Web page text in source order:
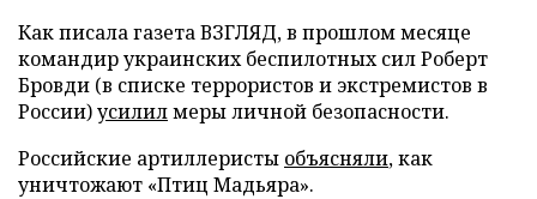
Как писала газета ВЗГЛЯД, в прошлом месяце
командир украинских беспилотных сил Роберт
Бровди (в списке террористов и экстремистов в
России)усилилмеры личной безопасности.
Российские артиллеристы объясняли, как
уничтожают «Птиц Мадьяра».